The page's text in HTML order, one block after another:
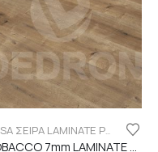
FINSA ΣΕΙΡΑ LAMINATE PUREFLOOR 7MM